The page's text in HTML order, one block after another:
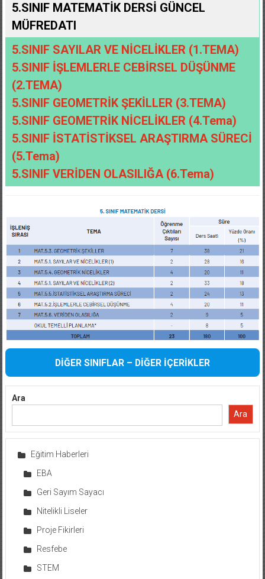
5.SINIF MATEMATİK DERSİ GÜNCEL
MÜFREDATI
5.SINIF SAYILAR VE NİCELİKLER (1.TEMA)
5.SINIF İŞLEMLERLE CEBİRSEL DÜŞÜNME
(2.TEMA)
5.SINIF GEOMETRİK ŞEKİLLER (3.TEMA)
5.SINIF GEOMETRİK NİCELİKLER (4.Tema)
5.SINIF İSTATİSTİKSEL ARAŞTIRMA SÜRECİ
(5.Tema)
5.SINIF VERİDEN OLASILIĞA (6.Tema)
DİĞER SINIFLAR – DİĞER İÇERİKLER
Ara
Ara
Eğitim Haberleri
EBA
Geri Sayım Sayacı
Nitelikli Liseler
Proje Fikirleri
Resfebe
STEM